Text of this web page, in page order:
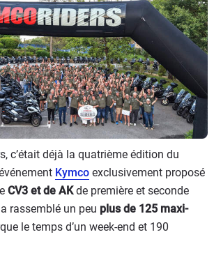
c’était déjà la quatrième édition du
Kymco exclusivement proposé
CV3 et de AKde première et seconde
rassemblé un peu plus de 125 maxi-
le temps d’un week-end et 190